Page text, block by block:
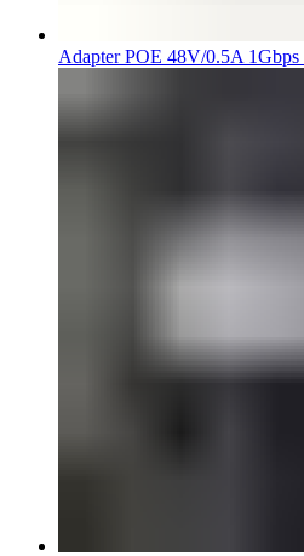
Adapter POE 48V/0.5A 1Gbps